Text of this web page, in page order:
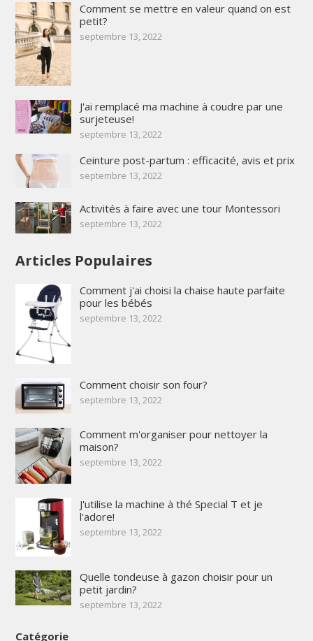
Comment se mettre en valeur quand on est
petit?
septembre 13, 2022
J'ai remplacé ma machine à coudre par une
surjeteuse!
septembre 13, 2022
Ceinture post-partum : efficacité, avis et prix
septembre 13, 2022
Activités à faire avec une tour Montessori
septembre 13, 2022
Articles Populaires
Comment j'ai choisi la chaise haute parfaite
pour les bébés
septembre 13, 2022
Comment choisir son four?
septembre 13, 2022
Comment m'organiser pour nettoyer la
maison?
septembre 13, 2022
J'utilise la machine à thé Special T et je
l'adore!
septembre 13, 2022
Quelle tondeuse à gazon choisir pour un
petit jardin?
septembre 13, 2022
Catégorie